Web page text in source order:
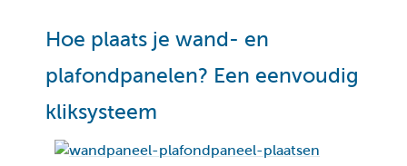
Hoe plaats je wand- en
plafondpanelen? Een eenvoudig
kliksysteem